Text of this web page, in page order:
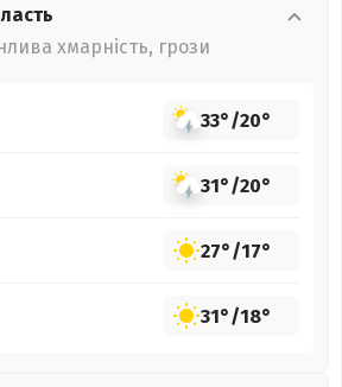
хмарність, грози
33°/20°
31°/20°
27°/17°
31°/18°